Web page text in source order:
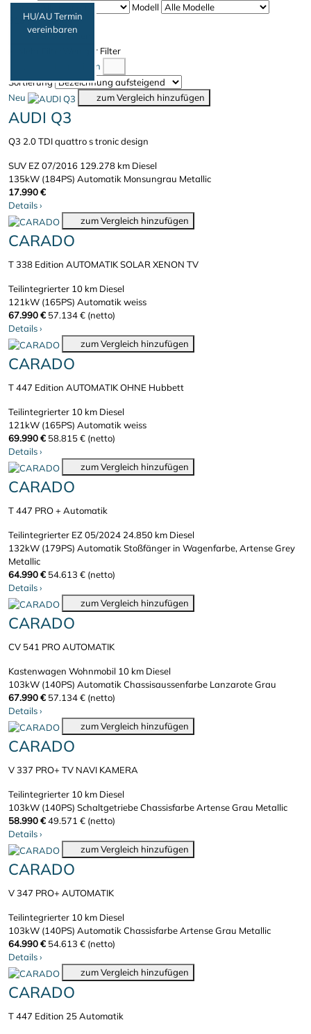
HU/AU Termin
vereinbaren
Modell
319 Fahrzeuge
Filter entfernen
Weniger Filter
Vergleich anzeigen
Sortierung
Neu
zum Vergleich hinzufügen
AUDI Q3
Q3 2.0 TDI quattro s tronic design
SUV EZ 07/2016 129.278 km Diesel
135kW (184PS) Automatik Monsungrau Metallic
17.990 €
Details›
zum Vergleich hinzufügen
CARADO
T 338 Edition AUTOMATIK SOLAR XENON TV
Teilintegrierter 10 km Diesel
121kW (165PS) Automatikweiss
67.990 € 57.134 € (netto)
Details›
zum Vergleich hinzufügen
CARADO
T 447 Edition AUTOMATIK OHNE Hubbett
Teilintegrierter 10 km Diesel
121kW (165PS) Automatikweiss
69.990 € 58.815 € (netto)
Details›
zum Vergleich hinzufügen
CARADO
T 447 PRO + Automatik
Teilintegrierter EZ 05/2024 24.850 km Diesel
132kW (179PS) AutomatikStoßfänger in Wagenfarbe, Artense Grey
Metallic
64.990 € 54.613 € (netto)
Details›
zum Vergleich hinzufügen
CARADO
CV 541 PRO AUTOMATIK
Kastenwagen Wohnmobil 10 km Diesel
103kW (140PS) AutomatikChassisaussenfarbe Lanzarote Grau
67.990 € 57.134 € (netto)
Details›
zum Vergleich hinzufügen
CARADO
V 337 PRO+ TV NAVI KAMERA
Teilintegrierter 10 km Diesel
103kW (140PS) SchaltgetriebeChassisfarbe Artense Grau Metallic
58.990 €49.571 € (netto)
Details›
zum Vergleich hinzufügen
CARADO
V 347 PRO+ AUTOMATIK
Teilintegrierter 10 km Diesel
103kW (140PS) AutomatikChassisfarbe Artense Grau Metallic
64.990 € 54.613 € (netto)
Details›
zum Vergleich hinzufügen
CARADO
T 447 Edition 25 Automatik